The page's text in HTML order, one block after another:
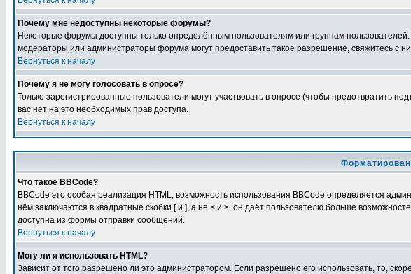
Почему мне недоступны некоторые форумы?
Некоторые форумы доступны только определённым пользователям или группам
модераторы или администраторы форума могут предоставить такое разрешение, свяжитесь с
Вернуться к началу
Почему я не могу голосовать в опросе?
Только зарегистрированные пользователи могут участвовать в опросе (чтобы предотвратить
вас нет на это необходимых прав доступа.
Вернуться к началу
Что такое BBCode?
BBCode это особая реализация HTML, возможность использования BBCode определяется
нём заключаются в квадратные скобки [ и ], а не < и >, он даёт пользователю больше
доступна из формы отправки сообщений.
Вернуться к началу
Могу ли я использовать HTML?
Зависит от того разрешено ли это администратором. Если разрешено его использовать, то,